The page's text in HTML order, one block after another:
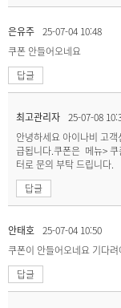
은유주 25-07-04 10:48
쿠폰 안들어오네요
답글
최고관리자 25-07-08
안녕하세요 아이나비 고
급됩니다.쿠폰은 메뉴>
터로 문의 부탁 드립니다.
답글
안태호 25-07-04 10:50
쿠폰이 안들어오네요 기다
답글